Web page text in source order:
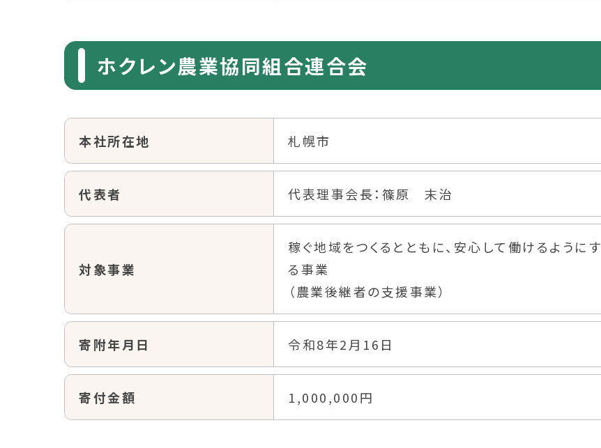
ホクレン農業協同組合連合会
本社所在地 札幌市
代表者 代表理事会長：篠原 末治
対象事業
稼ぐ地域をつくるとともに、安心して働けるようにす
る事業
（農業後継者の支援事業）
寄附年月日 令和8年2月16日
寄付金額 1,000,000円